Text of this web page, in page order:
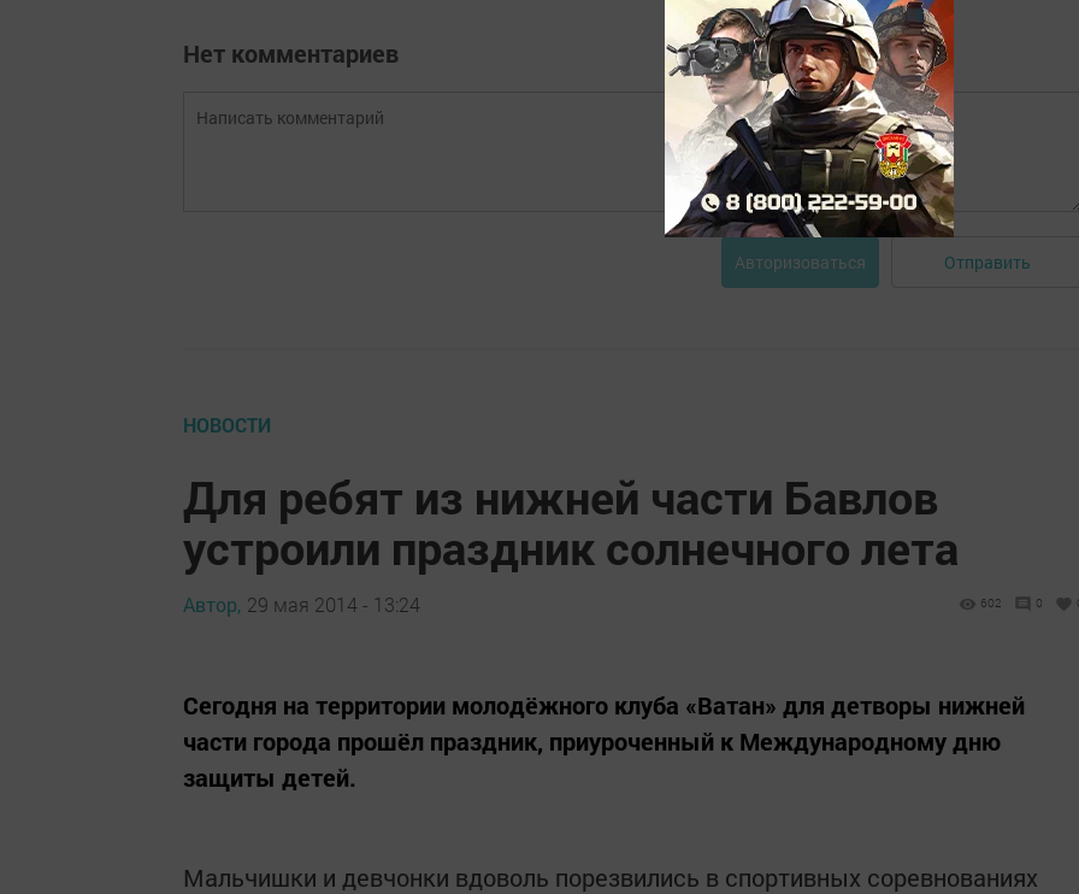
Нет комментариев
Авторизоваться Отправить
НОВОСТИ
Для ребят из нижней части Бавлов
устроили праздник солнечного лета
Автор, 29 мая 2014 - 13:24 602 0
Сегодня на территории молодёжного клуба «Ватан» для детворы нижней
части города прошёл праздник, приуроченный к Международному дню
защиты детей.
Мальчишки и девчонки вдоволь порезвились в спортивных соревнованиях